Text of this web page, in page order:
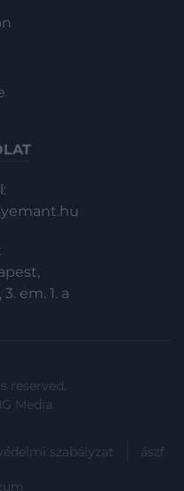
em. 1. a
reserved.
Media.
szabályzat ászf